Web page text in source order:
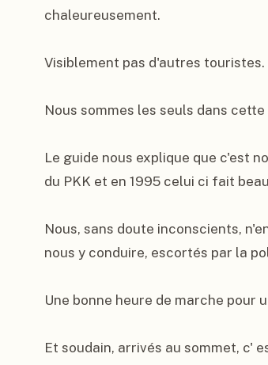
chaleureusement.
Visiblement pas d'autres touristes.
Nous sommes les seuls dans
Le guide nous explique que c'est
du PKK et en 1995 celui ci fait
Nous, sans doute inconscients,
nous y conduire, escortés par la
Une bonne heure de marche pour
Et soudain, arrivés au sommet, c'